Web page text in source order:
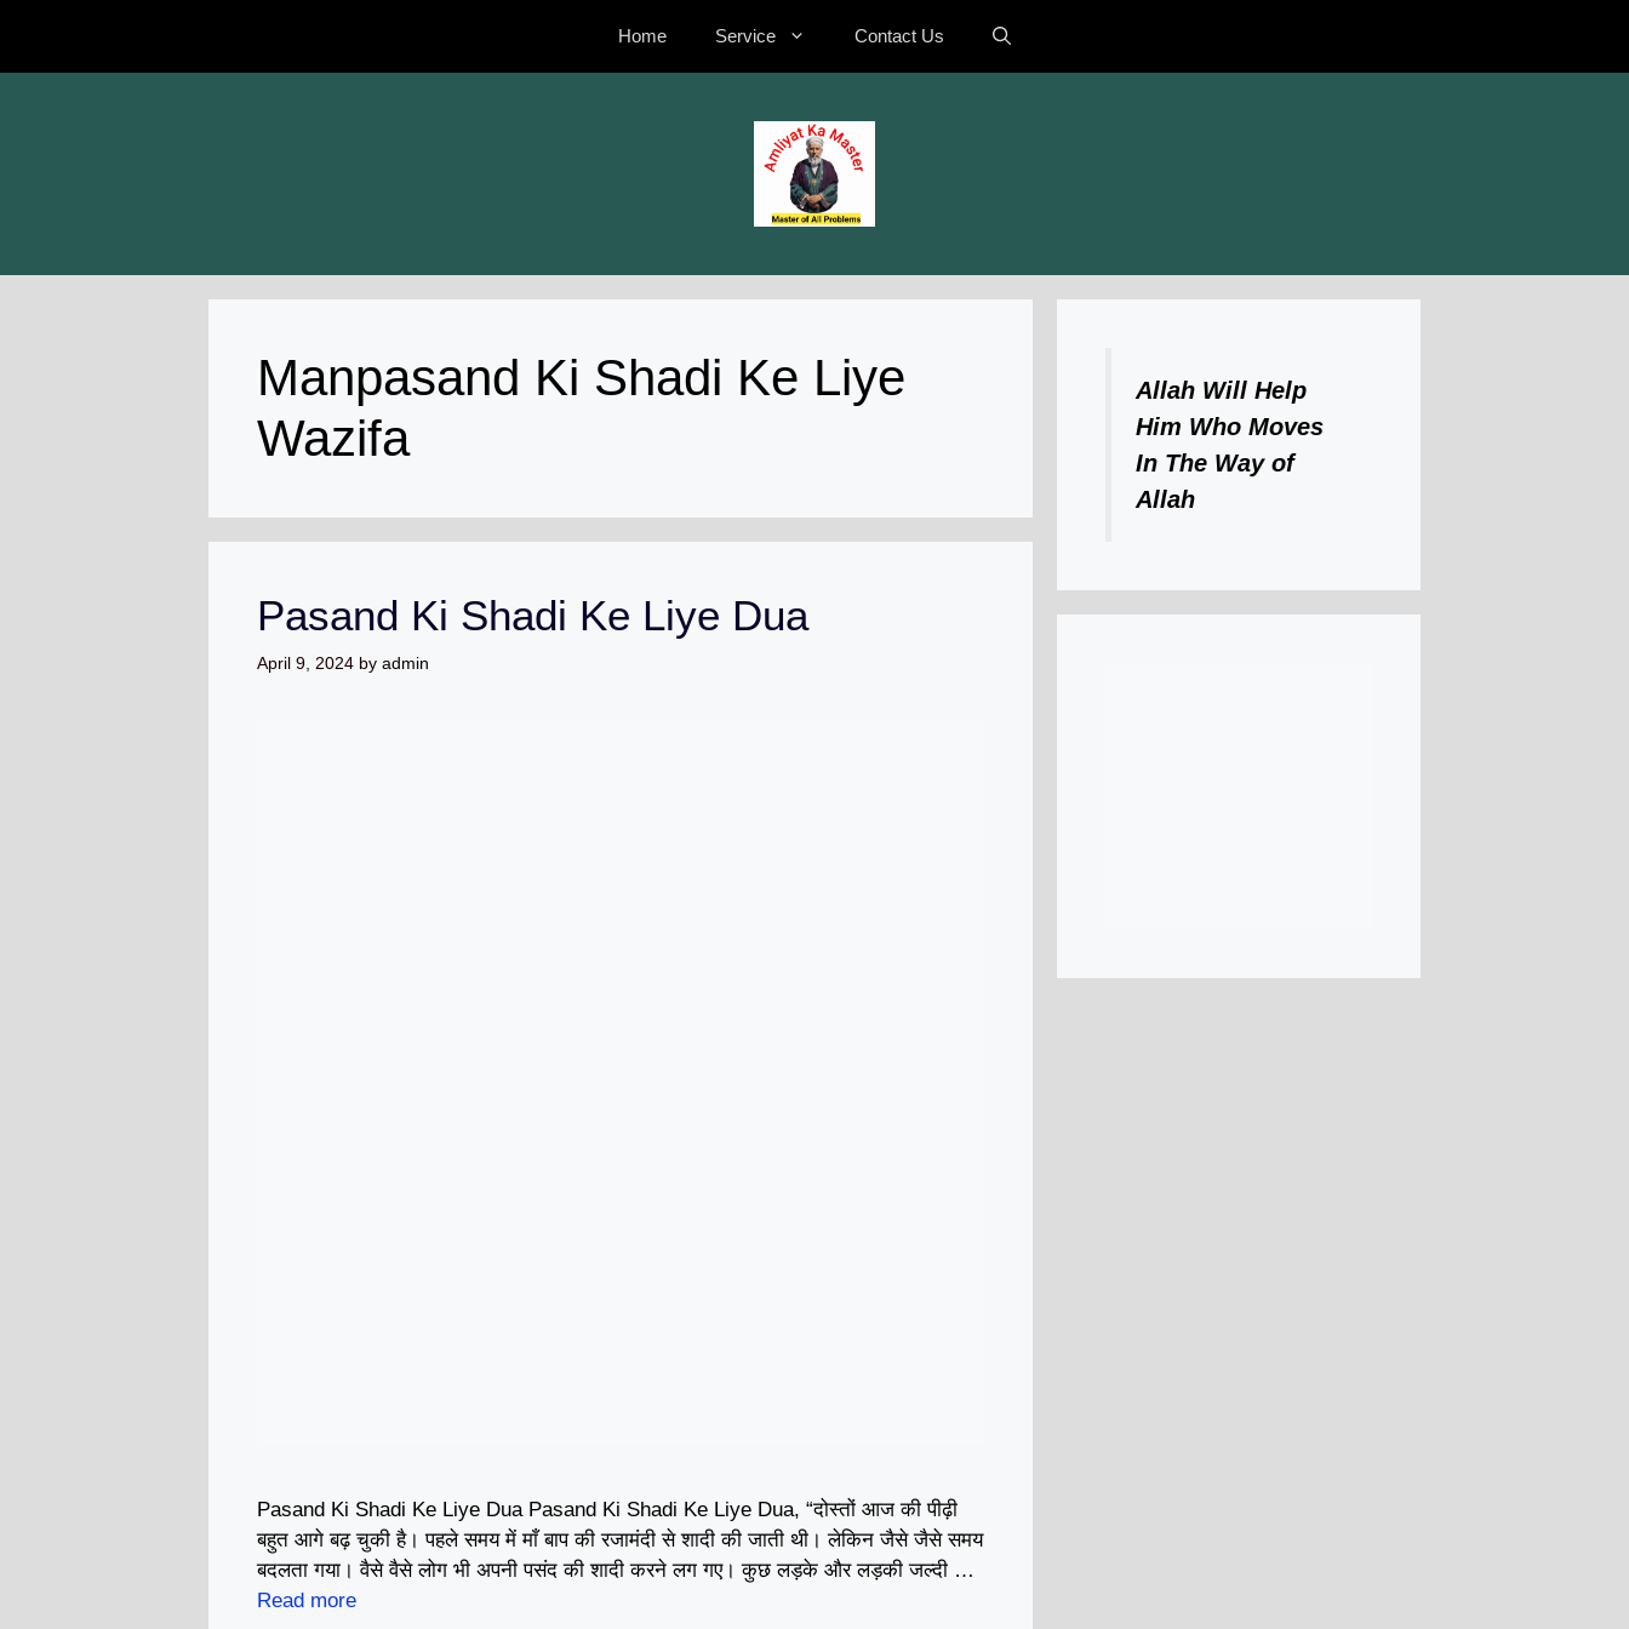
content
Home Service Contact Us
Manpasand Ki Shadi Ke Liye
Wazifa
Pasand Ki Shadi Ke Liye Dua
April 9, 2024 by admin
Pasand Ki Shadi Ke Liye Dua Pasand Ki Shadi Ke Liye Dua, “दोस्तों आज की पीढ़ी
बहुत आगे बढ़ चुकी है। पहले समय में माँ बाप की रजामंदी से शादी की जाती थी। लेकिन जैसे जैसे समय
बदलता गया। वैसे वैसे लोग भी अपनी पसंद की शादी करने लग गए। कुछ लड़के और लड़की जल्दी …
Read more
Allah Will Help
Him Who Moves
In The Way of
Allah